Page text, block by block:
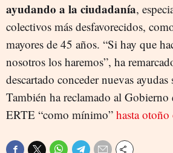
ayudando a la ciudadanía,
colectivos más desfavorecidos,
mayores de 45 años. “Si hay que
nosotros los haremos”, ha
descartado conceder nuevas ayudas
También ha reclamado al Gobierno
ERTE “como mínimo” hasta